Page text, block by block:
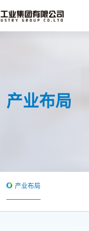
产业布局
产业布局